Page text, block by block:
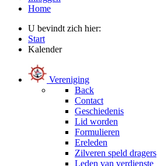
Home
U bevindt zich hier:
Start
Kalender
Vereniging
Back
Contact
Geschiedenis
Lid worden
Formulieren
Ereleden
Zilveren speld dragers
Leden van verdienste